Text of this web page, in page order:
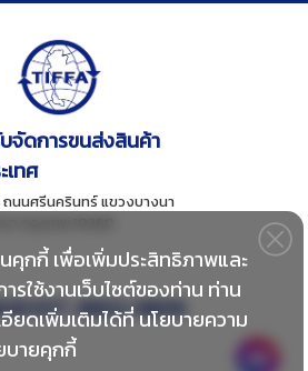
คุกกี้ เพื่อเพิ่มประสิทธิภาพและ
รใช้งานเว็บไซต์ของท่าน ท่าน
อียดเพิ่มเติมได้ที่นโยบายความ
บายคุกกี้
จัดการขนส่งสินค้า
เทศ
ถนนศรีนครินทร์ แขวงบางนา
EXT. 8802-8806